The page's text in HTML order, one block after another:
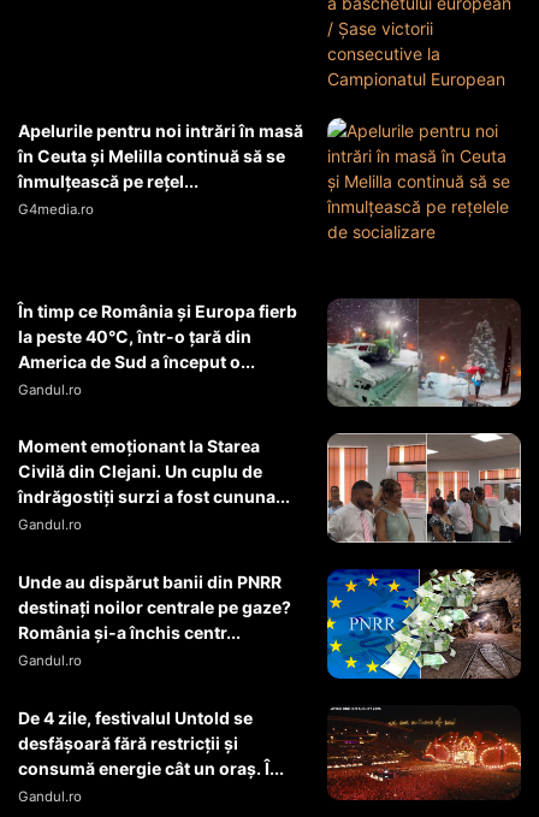
Apelurile pentru noi intrări în masă
în Ceuta şi Melilla continuă să se
înmulţească pe reţel...
G4media.ro
În timp ce România și Europa fierb
la peste 40°C, într-o țară din
America de Sud a început o...
Gandul.ro
Moment emoționant la Starea
Civilă din Clejani. Un cuplu de
îndrăgostiți surzi a fost cununa...
Gandul.ro
Unde au dispărut banii din PNRR
destinați noilor centrale pe gaze?
România și-a închis centr...
Gandul.ro
De 4 zile, festivalul Untold se
desfășoară fără restricții și
consumă energie cât un oraș. Î...
Gandul.ro